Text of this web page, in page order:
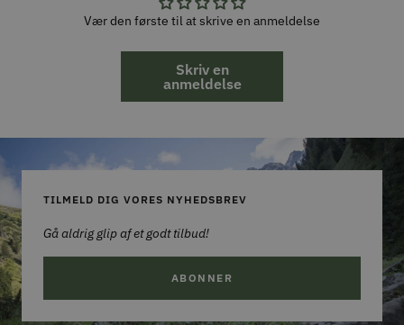
Vær den første til at skrive en anmeldelse
Skriv en
anmeldelse
TILMELD DIG VORES NYHEDSBREV
Gå aldrig glip af et godt tilbud!
ABONNER